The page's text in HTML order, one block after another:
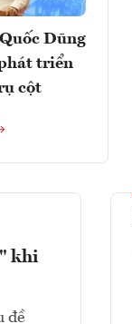
Dũng
triển
cột
khi
đề